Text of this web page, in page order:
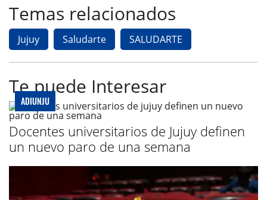
Temas relacionados
Jujuy Saludarte SALUDARTE
Te puede Interesar
ADIUNJU
Docentes universitarios de Jujuy definen
un nuevo paro de una semana